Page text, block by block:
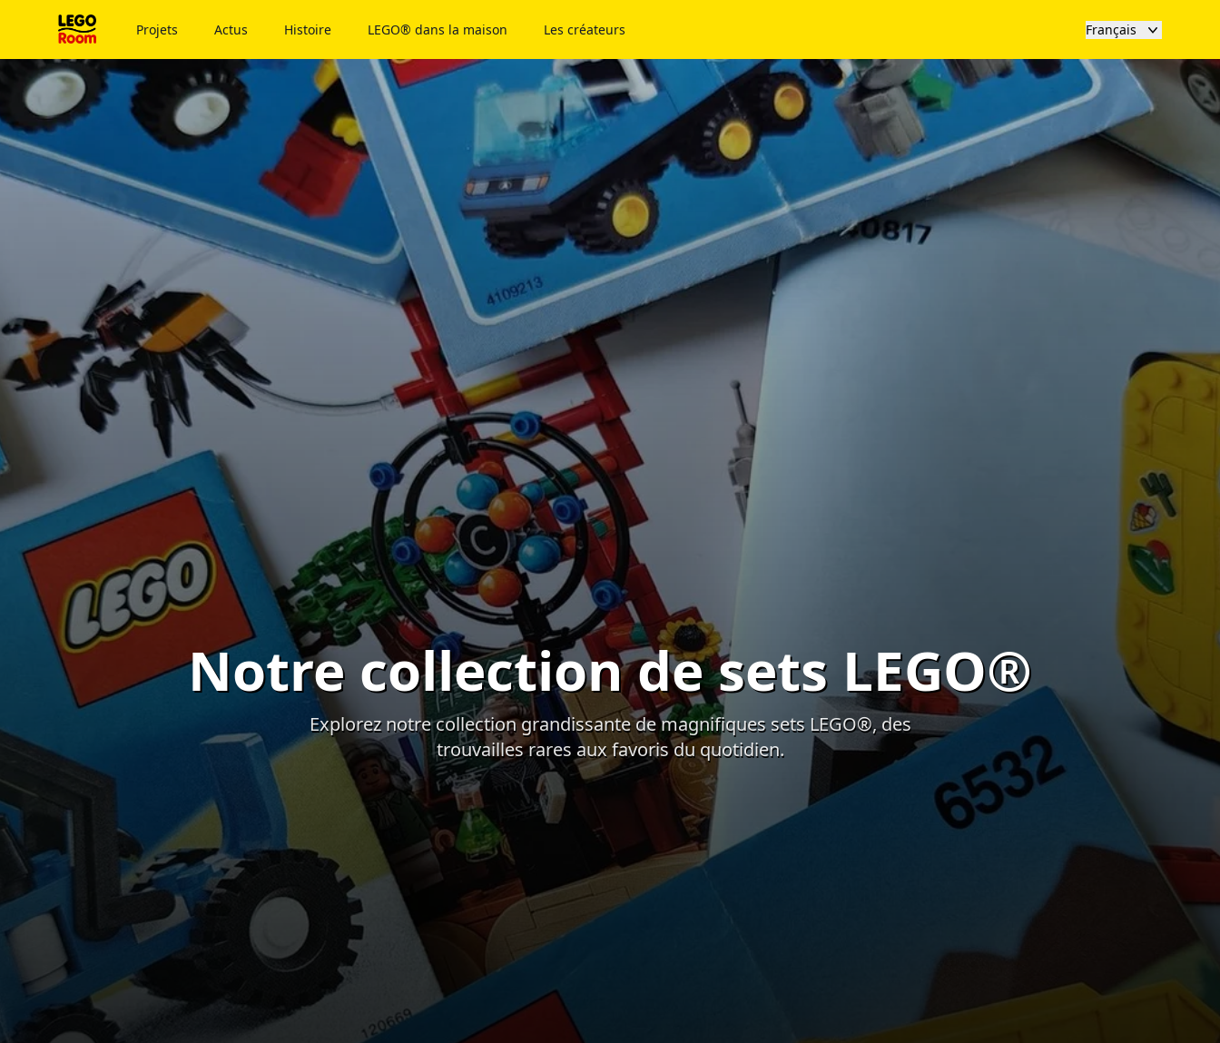
Vers le contenu principal
Projets Actus Histoire LEGO® dans la maison Les créateurs Français
Notre collection de sets LEGO®
Explorez notre collection grandissante de magnifiques sets LEGO®, des
trouvailles rares aux favoris du quotidien.